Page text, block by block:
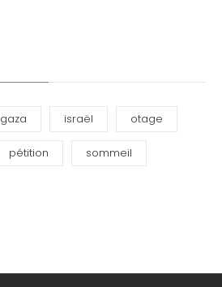
gaza israël otage
pétition sommeil